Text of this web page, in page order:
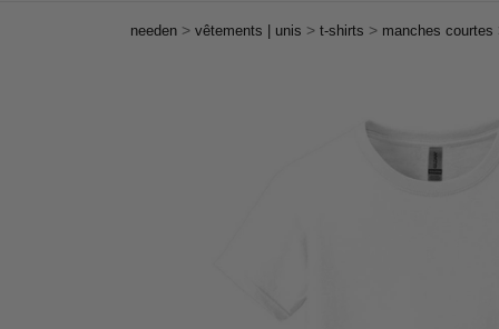
needen > vêtements | unis > t-shirts > manches courtes